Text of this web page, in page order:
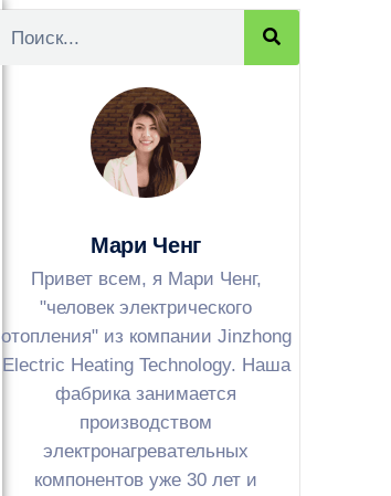
Мари Ченг
Привет всем, я Мари Ченг,
"человек электрического
отопления" из компании Jinzhong
Electric Heating Technology. Наша
фабрика занимается
производством
электронагревательных
компонентов уже 30 лет и